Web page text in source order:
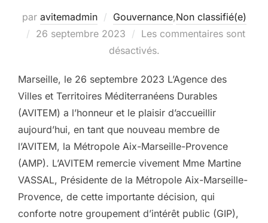
par avitemadmin Gouvernance,Non classifié(e)
Publié
26 septembre 2023
Les commentaires sont
désactivés.
Marseille, le 26 septembre 2023 L’Agence des
Villes et Territoires Méditerranéens Durables
(AVITEM) a l’honneur et le plaisir d’accueillir
aujourd’hui, en tant que nouveau membre de
l’AVITEM, la Métropole Aix-Marseille-Provence
(AMP). L’AVITEM remercie vivement Mme Martine
VASSAL, Présidente de la Métropole Aix-Marseille-
Provence, de cette importante décision, qui
conforte notre groupement d’intérêt public (GIP),